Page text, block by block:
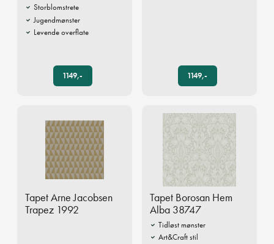
Storblomstrete
Jugendmønster
Levende overflate
1149,- 1149,-
Tapet Arne Jacobsen
Trapez 1992
Tapet Borosan Hem
Alba 38747
Tidløst mønster
Art&Craft stil